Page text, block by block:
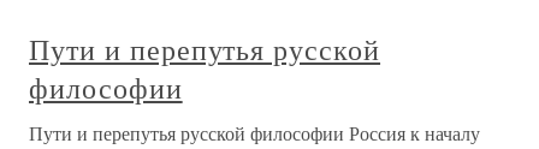
Пути и перепутья русской
философии
Пути и перепутья русской философии Россия к началу